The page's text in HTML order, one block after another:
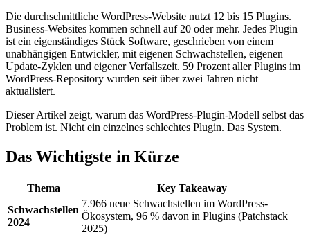
Die durchschnittliche WordPress-Website nutzt 12 bis 15 Plugins.
Business-Websites kommen schnell auf 20 oder mehr. Jedes Plugin
ist ein eigenständiges Stück Software, geschrieben von einem
unabhängigen Entwickler, mit eigenen Schwachstellen, eigenen
Update-Zyklen und eigener Verfallszeit. 59 Prozent aller Plugins im
WordPress-Repository wurden seit über zwei Jahren nicht
aktualisiert.
Dieser Artikel zeigt, warum das WordPress-Plugin-Modell selbst das
Problem ist. Nicht ein einzelnes schlechtes Plugin. Das System.
Das Wichtigste in Kürze
Thema
Key Takeaway
Schwachstellen
2024
7.966 neue Schwachstellen im WordPress-
Ökosystem, 96 % davon in Plugins (Patchstack
2025)